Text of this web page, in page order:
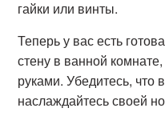
гайки или винты.
Теперь у вас есть
стену в ванной
руками. Убедитесь, что
наслаждайтесь своей